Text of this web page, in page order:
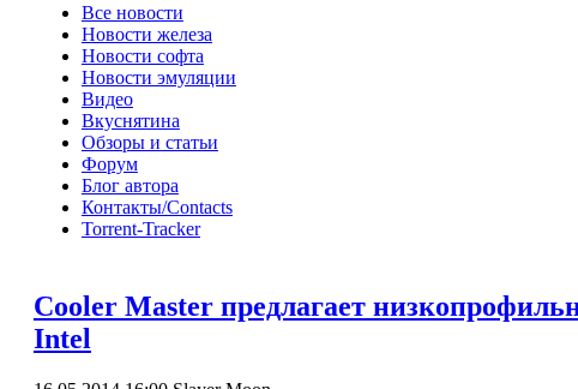
Все новости
Новости железа
Новости софта
Новости эмуляции
Видео
Вкуснятина
Обзоры и статьи
Форум
Блог автора
Контакты/Contacts
Torrent-Tracker
Cooler Master предлагает
Intel